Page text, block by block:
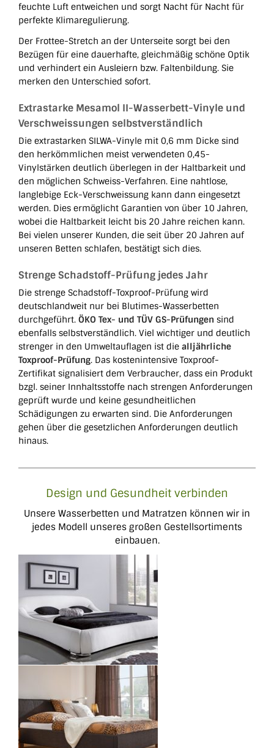
feuchte Luft entweichen und sorgt Nacht für Nacht für
perfekte Klimaregulierung.
Der Frottee-Stretch an der Unterseite sorgt bei den
Bezügen für eine dauerhafte, gleichmäßig schöne Optik
und verhindert ein Ausleiern bzw. Faltenbildung. Sie
merken den Unterschied sofort.
Extrastarke Mesamol II-Wasserbett-Vinyle und
Verschweissungen selbstverständlich
Die extrastarken SILWA-Vinyle mit 0,6 mm Dicke sind
den herkömmlichen meist verwendeten 0,45-
Vinylstärken deutlich überlegen in der Haltbarkeit und
den möglichen Schweiss-Verfahren. Eine nahtlose,
langlebige Eck-Verschweissung kann dann eingesetzt
werden. Dies ermöglicht Garantien von über 10 Jahren,
wobei die Haltbarkeit leicht bis 20 Jahre reichen kann.
Bei vielen unserer Kunden, die seit über 20 Jahren auf
unseren Betten schlafen, bestätigt sich dies.
Strenge Schadstoff-Prüfung jedes Jahr
Die strenge Schadstoff-Toxproof-Prüfung wird
deutschlandweit nur bei Blutimes-Wasserbetten
durchgeführt. ÖKO Tex- und TÜV GS-Prüfungen sind
ebenfalls selbstverständlich. Viel wichtiger und deutlich
strenger in den Umweltauflagen ist die alljährliche
Toxproof-Prüfung. Das kostenintensive Toxproof-
Zertifikat signalisiert dem Verbraucher, dass ein Produkt
bzgl. seiner Innhaltsstoffe nach strengen Anforderungen
geprüft wurde und keine gesundheitlichen
Schädigungen zu erwarten sind. Die Anforderungen
gehen über die gesetzlichen Anforderungen deutlich
hinaus.
Design und Gesundheit verbinden
Unsere Wasserbetten und Matratzen können wir in
jedes Modell unseres großen Gestellsortiments
einbauen.